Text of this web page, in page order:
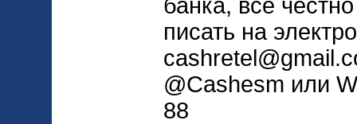
банка, все
писать на
@Cashesm или
88